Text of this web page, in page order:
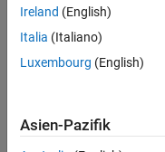
oder
alle
Stellenangebote
anzeigen .
noch
Ireland (English)
Italia (Italiano)
Luxembourg (English)
Asien-Pazifik